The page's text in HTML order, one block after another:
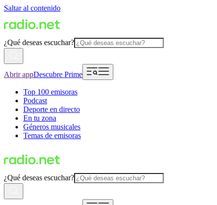
Saltar al contenido
¿Qué deseas escuchar?
Abrir appDescubre Prime
Top 100 emisoras
Podcast
Deporte en directo
En tu zona
Géneros musicales
Temas de emisoras
¿Qué deseas escuchar?